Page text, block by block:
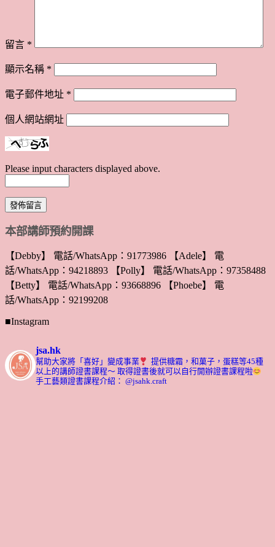
留言 *
顯示名稱 *
電子郵件地址 *
個人網站網址
Please input characters displayed above.
本部講師預約開課
【Debby】 電話/WhatsApp：91773986 【Adele】 電
話/WhatsApp：94218893 【Polly】 電話/WhatsApp：97358488
【Betty】 電話/WhatsApp：93668896 【Phoebe】 電
話/WhatsApp：92199208
■Instagram
jsa.hk
幫助大家將「喜好」變成事業
提供糖霜，和菓子，蛋糕等45種
以上的講師證書課程～ 取得證書後就可以自行開辦證書課程啦
手工藝類證書課程介紹： @jsahk.craft